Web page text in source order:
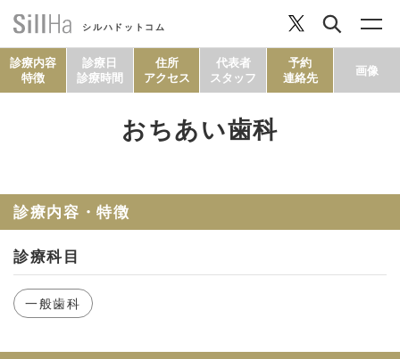
シルハドットコム
診療内容
特徴
診療日
診療時間
住所
アクセス
代表者
スタッフ
予約
連絡先
画像
おちあい歯科
診療内容・特徴
診療科目
一般歯科